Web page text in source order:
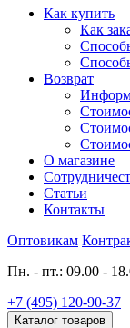
Как купить
Как
Возврат
О магазине
Статьи
Контакты
Оптовикам
Пн. - пт.: 09.00 -
+7 (495) 120-90-37
Каталог товаров